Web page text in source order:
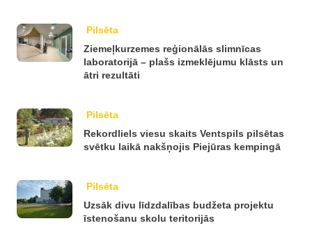
Pilsēta
Ziemeļkurzemes reģionālās slimnīcas
laboratorijā – plašs izmeklējumu klāsts un
ātri rezultāti
Pilsēta
Rekordliels viesu skaits Ventspils pilsētas
svētku laikā nakšņojis Piejūras kempingā
Pilsēta
Uzsāk divu līdzdalības budžeta projektu
īstenošanu skolu teritorijās